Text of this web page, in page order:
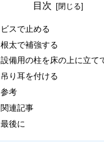
目次
ビスで止める
根太で補強する
設備用の柱を床の上に立て
吊り耳を付ける
参考
関連記事
最後に